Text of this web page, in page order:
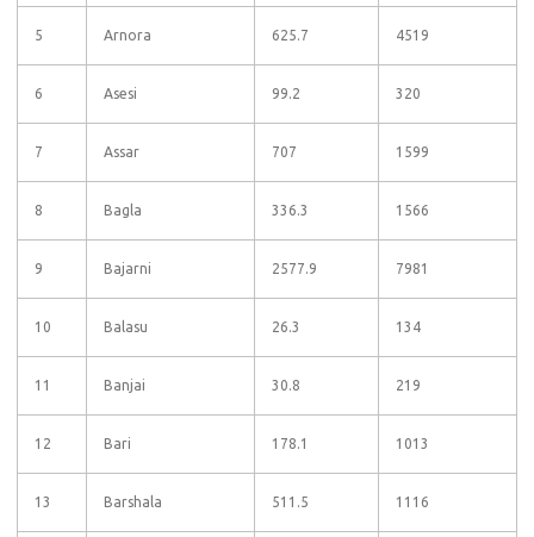
5 Arnora 625.7 4519
6 Asesi 99.2 320
7 Assar 707 1599
8 Bagla 336.3 1566
9 Bajarni 2577.9 7981
10 Balasu 26.3 134
11 Banjai 30.8 219
12 Bari 178.1 1013
13 Barshala 511.5 1116